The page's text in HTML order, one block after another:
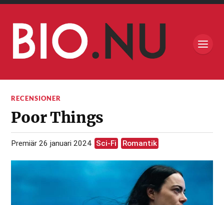
RECENSIONER
Poor Things
Premiär 26 januari 2024 Sci-Fi Romantik